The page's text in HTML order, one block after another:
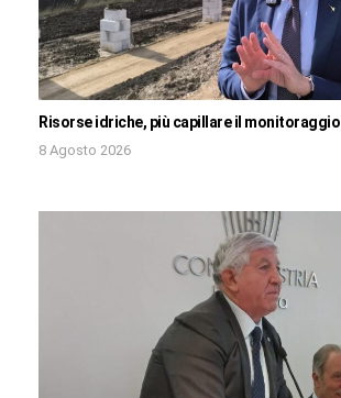
Risorse idriche, più capillare il monitoraggio
8 Agosto 2026